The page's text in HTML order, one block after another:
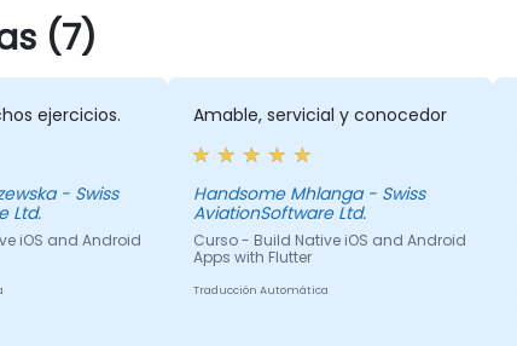
(7)
ejercicios.
- Swiss
Ltd.
iOS and Android
Amable, servicial y conocedor
Handsome Mhlanga - Swiss
AviationSoftware Ltd.
Curso - Build Native iOS and Android
Apps with Flutter
Traducción Automática